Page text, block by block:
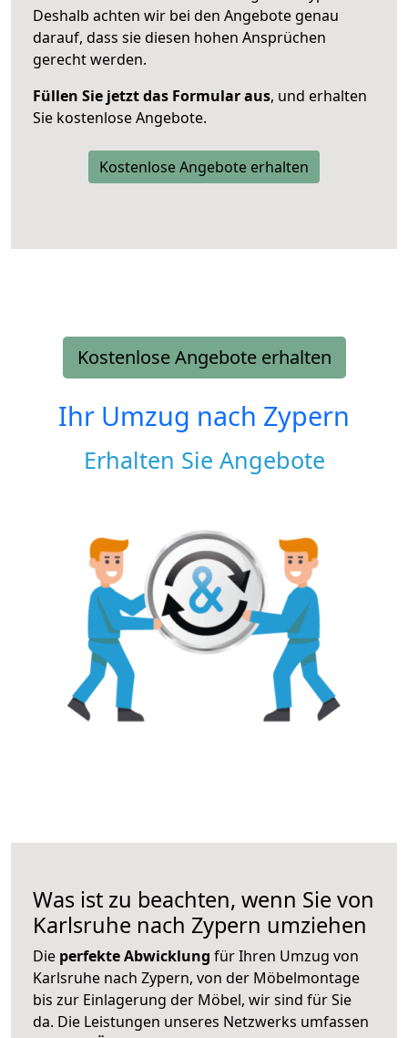
Deshalb achten wir bei den Angebote genau
darauf, dass sie diesen hohen Ansprüchen
gerecht werden.
Füllen Sie jetzt das Formular aus, und erhalten
Sie kostenlose Angebote.
Kostenlose Angebote erhalten
Kostenlose Angebote erhalten
Ihr Umzug nach Zypern
Erhalten Sie Angebote
Was ist zu beachten, wenn Sie von
Karlsruhe nach Zypern umziehen
Die perfekte Abwicklung für Ihren Umzug von
Karlsruhe nach Zypern, von der Möbelmontage
bis zur Einlagerung der Möbel, wir sind für Sie
da. Die Leistungen unseres Netzwerks umfassen